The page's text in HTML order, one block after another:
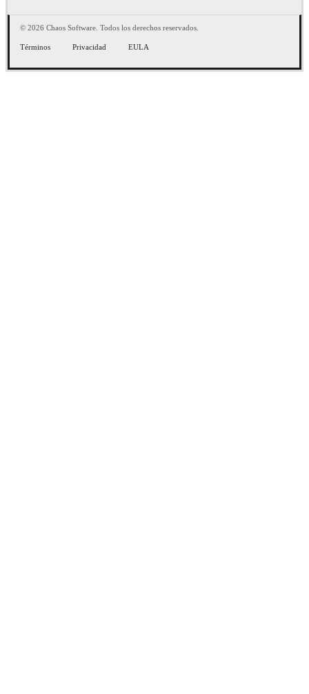
© 2026 Chaos Software. Todos los derechos reservados.
Términos Privacidad EULA